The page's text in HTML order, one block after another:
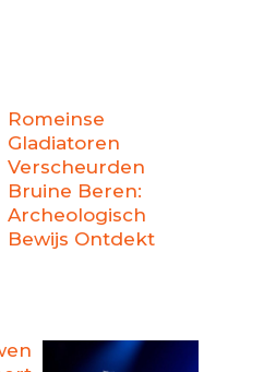
Romeinse
Gladiatoren
Verscheurden
Bruine Beren:
Archeologisch
Bewijs Ontdekt